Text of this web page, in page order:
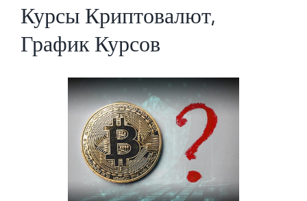
Курсы Криптовалют,
График Курсов